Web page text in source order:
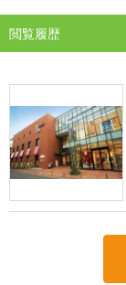
閲覧履歴